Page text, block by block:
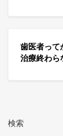
歯医者って
治療終わら
検索